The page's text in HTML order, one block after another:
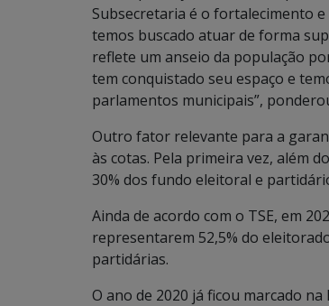
Subsecretaria é o fortalecimento
temos buscado atuar de forma
reflete um anseio da população
tem conquistado seu espaço e
parlamentos municipais”,
Outro fator relevante para a
às cotas. Pela primeira vez, além
30% dos fundo eleitoral e
Ainda de acordo com o TSE, em
representarem 52,5% do
partidárias.
O ano de 2020 já ficou marcado